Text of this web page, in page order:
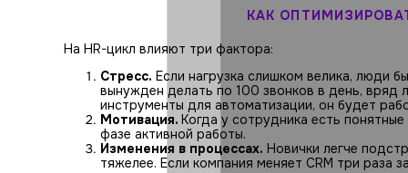
КАК
На HR-цикл влияют три фактора:
Стресс. Если нагрузка слишком велика, люди
вынужден делать по 100 звонков в день, вряд
инструменты для автоматизации, он будет
Мотивация. Когда у сотрудника есть
фазе активной работы.
Изменения в процессах. Новички легче
тяжелее. Если компания меняет CRM три раза